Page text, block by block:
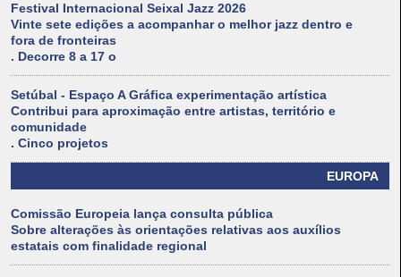
Festival Internacional Seixal Jazz 2026
Vinte sete edições a acompanhar o melhor jazz dentro e
fora de fronteiras
. Decorre 8 a 17 o
Setúbal - Espaço A Gráfica experimentação artística
Contribui para aproximação entre artistas, território e
comunidade
. Cinco projetos
EUROPA
Comissão Europeia lança consulta pública
Sobre alterações às orientações relativas aos auxílios
estatais com finalidade regional